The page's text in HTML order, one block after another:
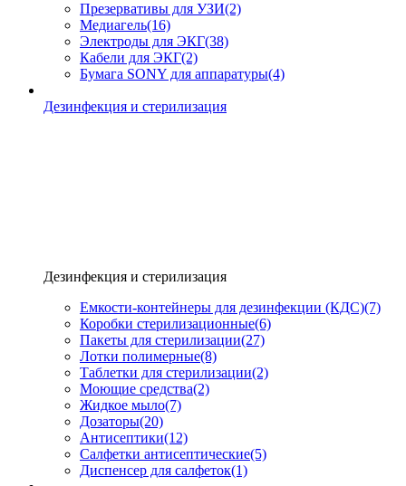
Презервативы для УЗИ(2)
Медиагель(16)
Электроды для ЭКГ(38)
Кабели для ЭКГ(2)
Бумага SONY для аппаратуры(4)
Дезинфекция и стерилизация
Дезинфекция и стерилизация
Емкости-контейнеры для дезинфекции (КДС)(7)
Коробки стерилизационные(6)
Пакеты для стерилизации(27)
Лотки полимерные(8)
Таблетки для стерилизации(2)
Моющие средства(2)
Жидкое мыло(7)
Дозаторы(20)
Антисептики(12)
Салфетки антисептические(5)
Диспенсер для салфеток(1)